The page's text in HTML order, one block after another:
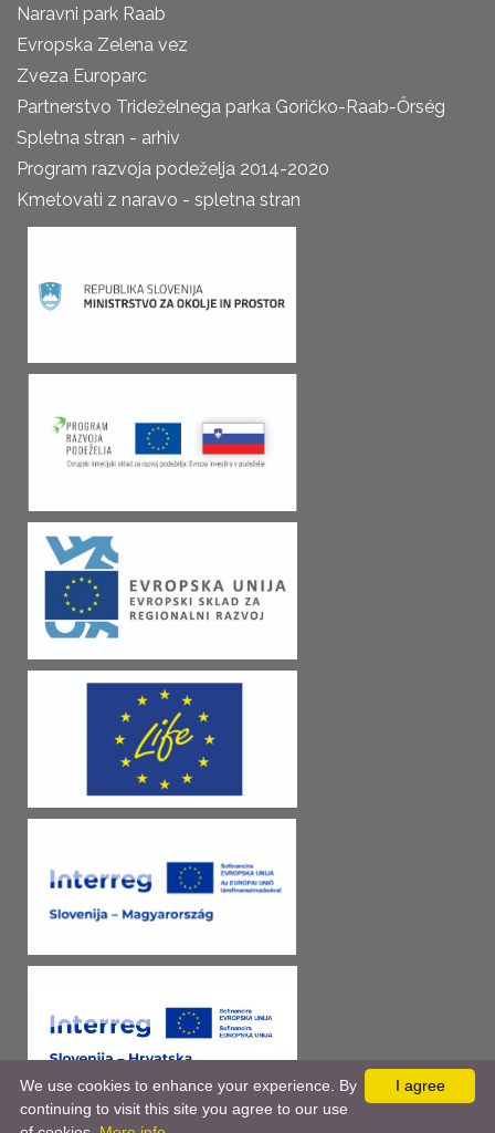
Naravni park Raab
Evropska Zelena vez
Zveza Europarc
Partnerstvo Trideželnega parka Goričko-Raab-Őrség
Spletna stran - arhiv
Program razvoja podeželja 2014-2020
Kmetovati z naravo - spletna stran
I agree
We use cookies to enhance your experience. By
continuing to visit this site you agree to our use